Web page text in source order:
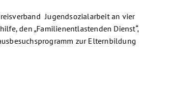
Jugendsozialarbeit an vier
den „Familienentlastenden Dienst“,
zur Elternbildung